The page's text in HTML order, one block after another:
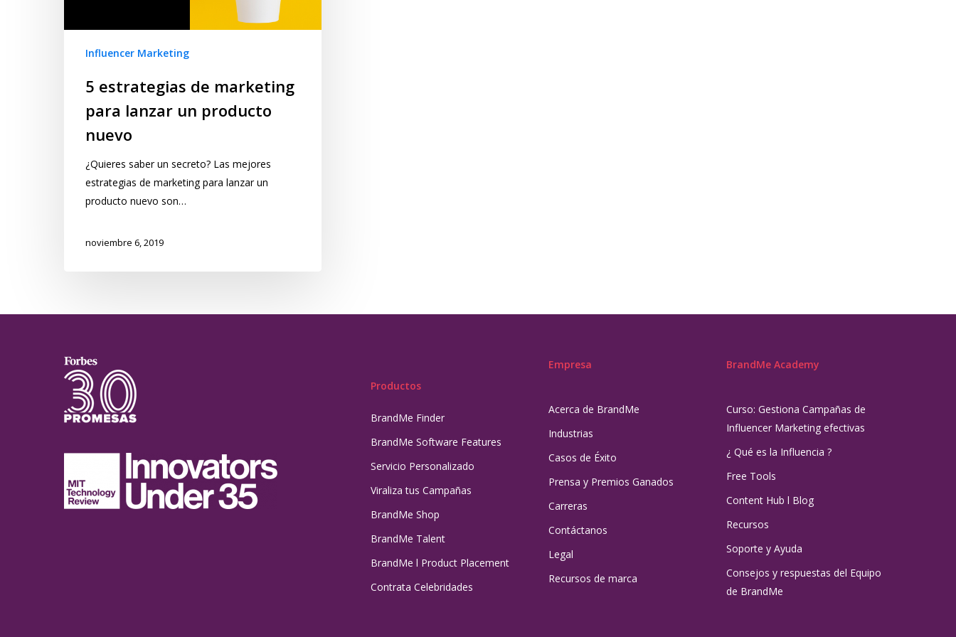
Influencer Marketing
5 estrategias de marketing
para lanzar un producto
nuevo
¿Quieres saber un secreto? Las mejores
estrategias de marketing para lanzar un
producto nuevo son…
noviembre 6, 2019
Productos
BrandMe Finder
BrandMe Software Features
Servicio Personalizado
Viraliza tus Campañas
BrandMe Shop
BrandMe Talent
BrandMe l Product Placement
Contrata Celebridades
Empresa
Acerca de BrandMe
Industrias
Casos de Éxito
Prensa y Premios Ganados
Carreras
Contáctanos
Legal
Recursos de marca
BrandMe Academy
Curso: Gestiona Campañas de
Influencer Marketing efectivas
¿ Qué es la Influencia ?
Free Tools
Content Hub l Blog
Recursos
Soporte y Ayuda
Consejos y respuestas del Equipo
de BrandMe